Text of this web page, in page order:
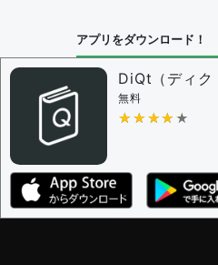
問題の編集権限を持つ
審査に対する投票権限
ザー
決定に必要な投票数 -
編集ガイドライン
アプリをダウンロード！
DiQt（ディク
無料
★★★★★
★★★★★